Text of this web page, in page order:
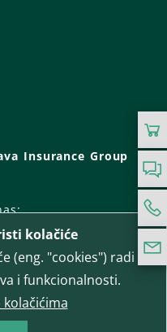
Insurance Group
Instagram
YouTube
komunikacije
kolačiće
(eng. "cookies") radi
i funkcionalnosti.